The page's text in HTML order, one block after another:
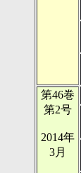
第46巻
第2号
2014年
3月